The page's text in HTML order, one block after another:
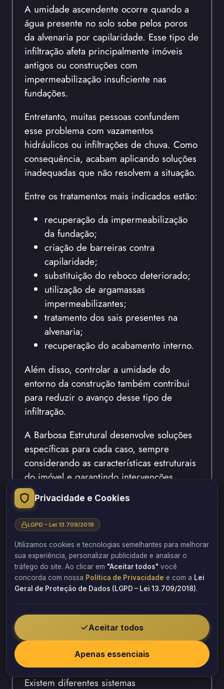
A umidade ascendente ocorre quando a
água presente no solo sobe pelos poros
da alvenaria por capilaridade. Esse tipo de
infiltração afeta principalmente imóveis
antigos ou construções com
impermeabilização insuficiente nas
fundações.
Entretanto, muitas pessoas confundem
esse problema com vazamentos
hidráulicos ou infiltrações de chuva. Como
consequência, acabam aplicando soluções
inadequadas que não resolvem a situação.
Entre os tratamentos mais indicados estão:
recuperação da impermeabilização
da fundação;
criação de barreiras contra
capilaridade;
substituição do reboco deteriorado;
utilização de argamassas
impermeabilizantes;
tratamento dos sais presentes na
alvenaria;
recuperação do acabamento interno.
Além disso, controlar a umidade do
entorno da construção também contribui
para reduzir o avanço desse tipo de
infiltração.
A Barbosa Estrutural desenvolve soluções
específicas para cada caso, sempre
considerando as características estruturais
do imóvel e garantindo intervenções
duradouras.
A importância da
impermeabilização para evitar
novas infiltrações
Eliminar a umidade representa apenas
parte do processo. Entretanto, impedir
Por isso, investir em uma
impermeabilização adequada reduz
significativamente a necessidade de
futuras reformas.
Existem diferentes sistemas
Privacidade e Cookies
LGPD – Lei 13.709/2018
Utilizamos cookies e tecnologias semelhantes para melhorar
sua experiência, personalizar publicidade e analisar o
tráfego do site. Ao clicar em "Aceitar todos" você
concorda com nossa Política de Privacidade e com a Lei
Geral de Proteção de Dados (LGPD – Lei 13.709/2018).
Aceitar todos
Apenas essenciais